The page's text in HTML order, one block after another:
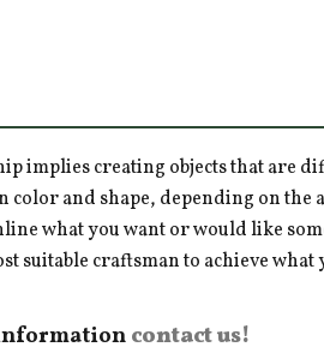
implies creating objects that are
color and shape, depending on
what you want or would like
suitable craftsman to achieve
contact us!